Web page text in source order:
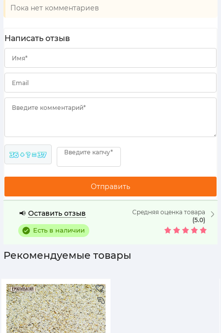
Пока нет комментариев
Написать отзыв
Имя*
Email
Введите комментарий*
36 + ? = 37 Введите капчу*
Средняя оценка товара
(5.0)
📢 Оставить отзыв
Есть в наличии
Рекомендуемые товары